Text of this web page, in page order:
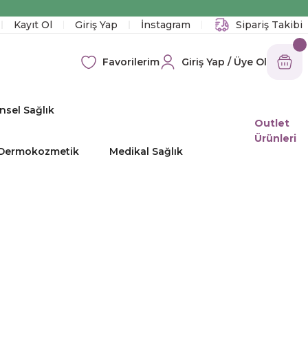
Kayıt Ol Giriş Yap İnstagram Sipariş Takibi
Favorilerim Giriş Yap / Üye Ol
Sağlık
Medikal Sağlık
Outlet
Ürünleri